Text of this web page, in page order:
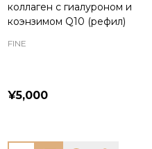
коллаген с гиалуроном и
коэнзимом Q10 (рефил)
FINE
¥5,000